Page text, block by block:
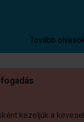
Tovább
kezeljük a